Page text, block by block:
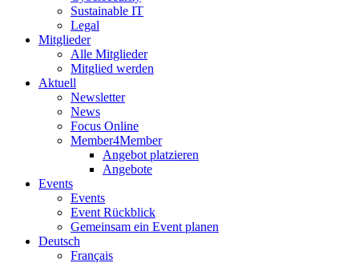
Sustainable IT
Legal
Mitglieder
Alle Mitglieder
Mitglied werden
Aktuell
Newsletter
News
Focus Online
Member4Member
Angebot platzieren
Angebote
Events
Events
Event Rückblick
Gemeinsam ein Event planen
Deutsch
Français